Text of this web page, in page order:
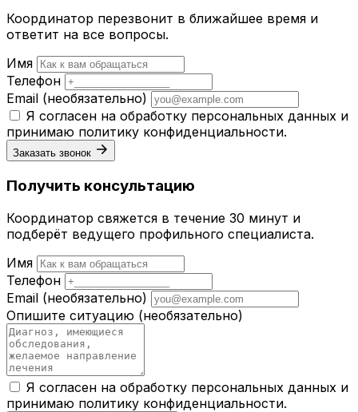
Координатор перезвонит в ближайшее время и
ответит на все вопросы.
Имя
Телефон
Email (необязательно)
Я согласен на обработку персональных данных и
принимаю политику конфиденциальности.
Заказать звонок
Получить консультацию
Координатор свяжется в течение 30 минут и
подберёт ведущего профильного специалиста.
Имя
Телефон
Email (необязательно)
Опишите ситуацию (необязательно)
Я согласен на обработку персональных данных и
принимаю политику конфиденциальности.